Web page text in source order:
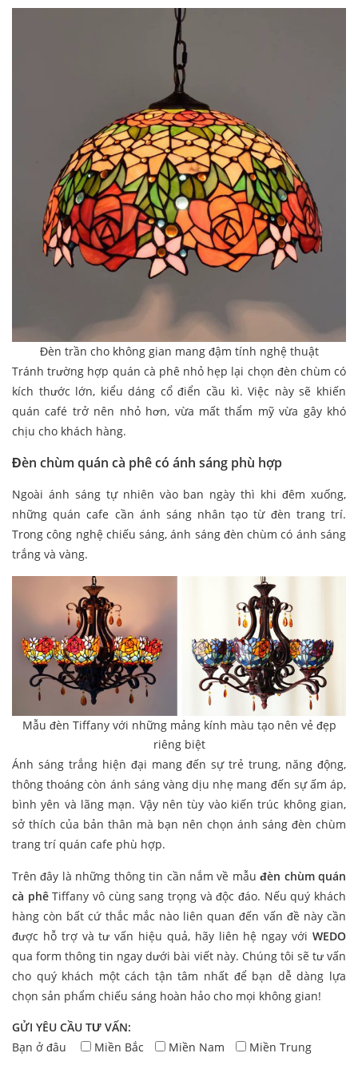
Đèn trần cho không gian mang đậm tính nghệ thuật
Tránh trường hợp quán cà phê nhỏ hẹp lại chọn đèn chùm có
kích thước lớn, kiểu dáng cổ điển cầu kì. Việc này sẽ khiến
quán café trở nên nhỏ hơn, vừa mất thẩm mỹ vừa gây khó
chịu cho khách hàng.
Đèn chùm quán cà phê có ánh sáng phù hợp
Ngoài ánh sáng tự nhiên vào ban ngày thì khi đêm xuống,
những quán cafe cần ánh sáng nhân tạo từ đèn trang trí.
Trong công nghệ chiếu sáng, ánh sáng đèn chùm có ánh sáng
trắng và vàng.
Mẫu đèn Tiffany với những mảng kính màu tạo nên vẻ đẹp
riêng biệt
Ánh sáng trắng hiện đại mang đến sự trẻ trung, năng động,
thông thoáng còn ánh sáng vàng dịu nhẹ mang đến sự ấm áp,
bình yên và lãng mạn. Vậy nên tùy vào kiến trúc không gian,
sở thích của bản thân mà bạn nên chọn ánh sáng đèn chùm
trang trí quán cafe phù hợp.
Trên đây là những thông tin cần nắm về mẫuđèn chùm quán
cà phêTiffany vô cùng sang trọng và độc đáo. Nếu quý khách
hàng còn bất cứ thắc mắc nào liên quan đến vấn đề này cần
được hỗ trợ và tư vấn hiệu quả, hãy liên hệ ngay với WEDO
qua form thông tin ngay dưới bài viết này. Chúng tôi sẽ tư vấn
cho quý khách một cách tận tâm nhất để bạn dễ dàng lựa
chọn sản phẩm chiếu sáng hoàn hảo cho mọi không gian!
GỬI YÊU CẦU TƯ VẤN:
Bạn ở đâu
Miền Bắc Miền Nam Miền Trung